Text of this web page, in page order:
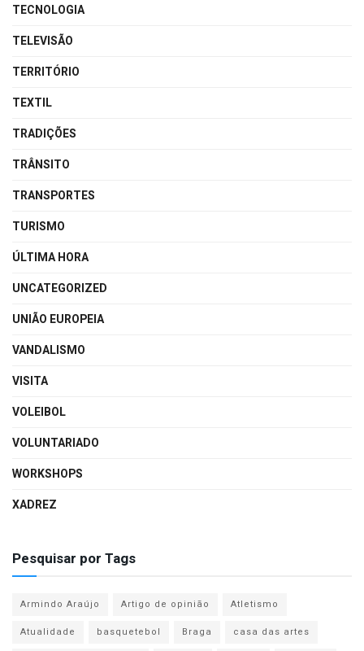
TECNOLOGIA
TELEVISÃO
TERRITÓRIO
TEXTIL
TRADIÇÕES
TRÂNSITO
TRANSPORTES
TURISMO
ÚLTIMA HORA
UNCATEGORIZED
UNIÃO EUROPEIA
VANDALISMO
VISITA
VOLEIBOL
VOLUNTARIADO
WORKSHOPS
XADREZ
Pesquisar por Tags
Armindo Araújo Artigo de opinião
Atletismo
Atualidade
basquetebol Braga
casa das artes